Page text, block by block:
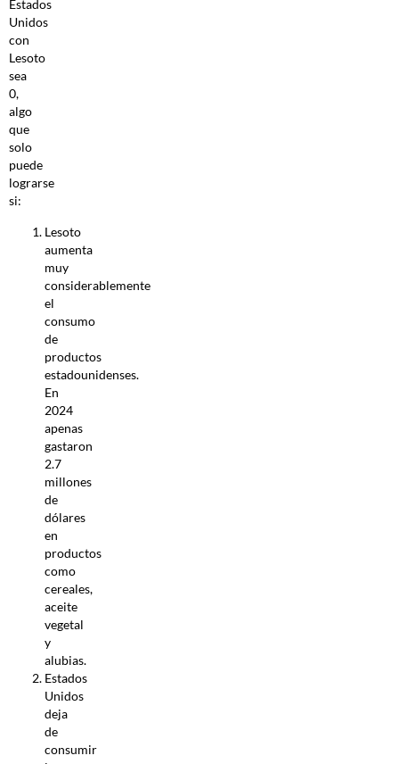
Estados
Unidos
con
Lesoto
sea
0,
algo
que
solo
puede
lograrse
si:
Lesoto
aumenta
muy
considerablemente
el
consumo
de
productos
estadounidenses.
En
2024
apenas
gastaron
2.7
millones
de
dólares
en
productos
como
cereales,
aceite
vegetal
y
alubias.
Estados
Unidos
deja
de
consumir